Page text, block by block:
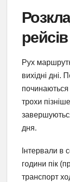
Рух
вихідні дні.
трохи
дня.
Інтервали в
години пік
транспорт